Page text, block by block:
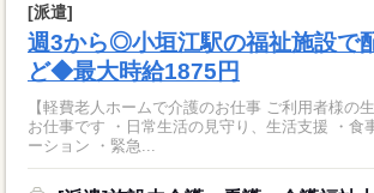
[派遣]
週3から◎小垣江駅の福祉施設で
ど◆最大時給1875円
【軽費老人ホームで介護のお仕事 ご利用者様の
お仕事です ・日常生活の見守り、生活支援 ・食
ーション ・緊急...